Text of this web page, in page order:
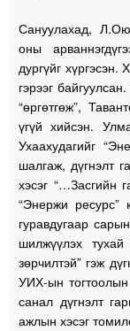
Сануулахад,
оны
дургүйг
гэрээг
“өргөтгөж”,
үгүй хийсэн.
Ухаахудагийг
шалгаж, дүгнэлт
хэсэг “…Засгийн
“Энержи ресурс”
гуравдугаар
шилжүүлэх
зөрчилтэй” гэж
УИХ-ын
санал дүгнэлт
ажлын хэсэг